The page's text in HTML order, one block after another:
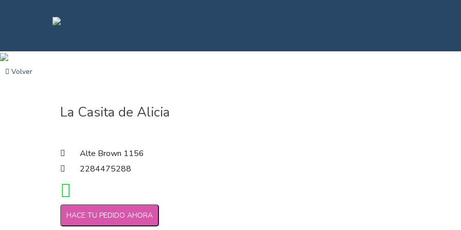
Volver
La Casita de Alicia
Alte Brown 1156
2284475288
HACE TU PEDIDO AHORA